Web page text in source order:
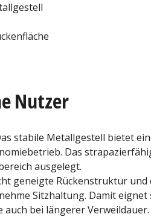
Nutzer
stabile Metallgestell bietet
Das
ausgelegt.
geneigte Rückenstruktur
Sitzhaltung. Damit eignet
bei längerer Verweildauer.